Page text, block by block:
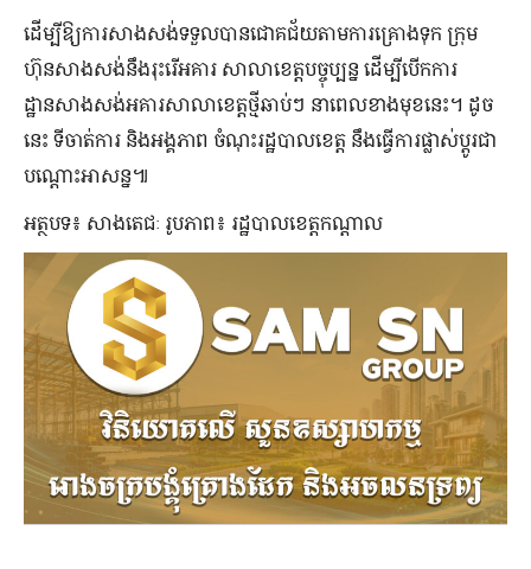
ដើម្បីឱ្យការសាងសង់ទទួលបានជោគជ័យតាមការគ្រោងទុក ក្រុម
ហ៊ុនសាងសង់នឹងរុះរើអគារ សាលាខេត្តបច្ចុប្បន្ន ដើម្បីបើកការ
ដ្ឋានសាងសង់អគារសាលាខេត្តថ្មីឆាប់ៗ នាពេលខាងមុខនេះ។ ដូច
នេះ ទីចាត់ការ និងអង្គភាព ចំណុះរដ្ឋបាលខេត្ត នឹងធ្វើការផ្លាស់ប្តូរជា
បណ្តោះអាសន្ន៕
អត្ថបទ៖ សាងតេជៈ រូបភាព៖ រដ្ឋបាលខេត្តកណ្តាល